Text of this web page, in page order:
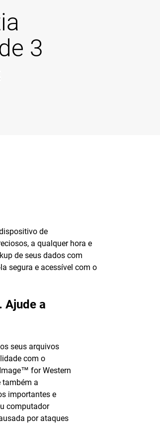
3
de
a qualquer hora e
de seus dados com
segura e acessível com o
Ajude a
seus arquivos
com o
for Western
também a
importantes e
computador
por ataques